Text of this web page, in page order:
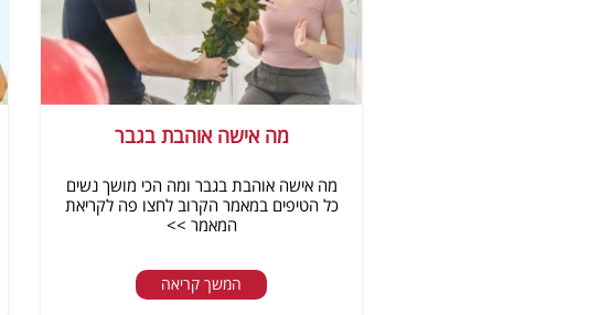
מה אישה אוהבת בגבר
מה אישה אוהבת בגבר ומה הכי מושך נשים
כל הטיפים במאמר הקרוב לחצו פה לקריאת
המאמר >>
המשך קריאה